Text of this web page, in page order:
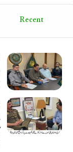
Recent